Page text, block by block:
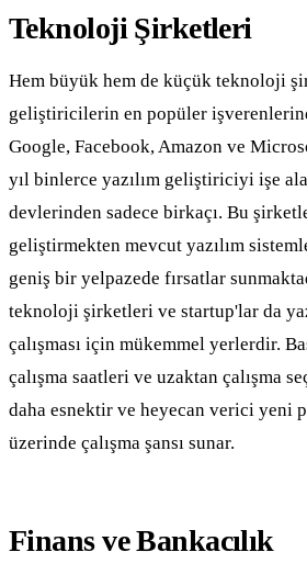
Teknoloji Şirketleri
Hem büyük hem de küçük teknoloji
geliştiricilerin en popüler
Google, Facebook, Amazon ve
yıl binlerce yazılım geliştiriciyi işe
devlerinden sadece birkaçı. Bu
geliştirmekten mevcut yazılım
geniş bir yelpazede fırsatlar
teknoloji şirketleri ve startup'lar da
çalışması için mükemmel yerlerdir.
çalışma saatleri ve uzaktan çalışma
daha esnektir ve heyecan verici yeni
üzerinde çalışma şansı sunar.
Finans ve Bankacılık